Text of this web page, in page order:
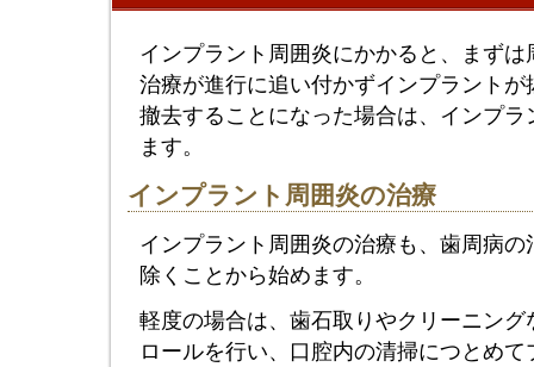
インプラント周囲炎にかかると、まず
治療が進行に追い付かずインプラント
撤去することになった場合は、インプ
ます。
インプラント周囲炎の治療
インプラント周囲炎の治療も、歯周病
除くことから始めます。
軽度の場合は、歯石取りやクリーニン
ロールを行い、口腔内の清掃につとめ